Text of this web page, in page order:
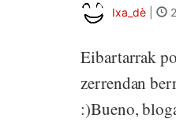
Ixa_dè
Eibartarrak
zerrendan
:)Bueno,